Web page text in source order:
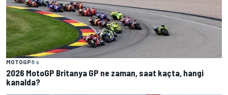
MOTOGP8 s
2026 MotoGP Britanya GP ne zaman, saat kaçta, hangi
kanalda?